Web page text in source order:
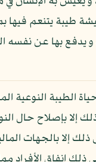
طيبة يتنعم فيها
و يدفع بها عن نفسه
الطيبة النوعية
إلا بإصلاح حال
ذلك إلا بالجهات